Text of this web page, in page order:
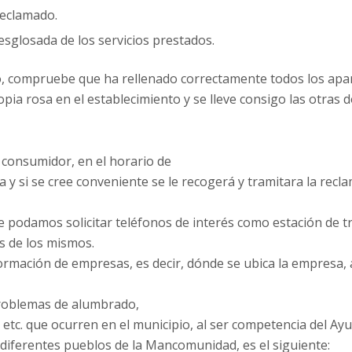
de los servicios prestados.
que ha rellenado correctamente todos los
rosa en el establecimiento y se lleve consigo las otras
en el horario de
si se cree conveniente se le recogerá y tramitara la
solicitar teléfonos de interés como estación de
los mismos.
de empresas, es decir, dónde se ubica la empresa,
de alumbrado,
que ocurren en el municipio, al ser competencia del
pueblos de la Mancomunidad, es el siguiente: